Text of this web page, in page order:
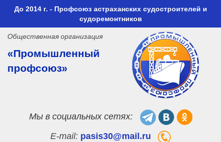
До 2014 г. - Профсоюз астраханских судостроителей и
судоремонтников
Общественная организация
«Промышленный
профсоюз»
Мы в социальных сетях:
E-mail: pasis30@mail.ru